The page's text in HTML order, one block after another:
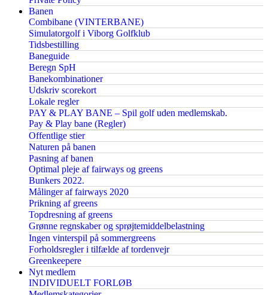
Banen
Combibane (VINTERBANE)
Simulatorgolf i Viborg Golfklub
Tidsbestilling
Baneguide
Beregn SpH
Banekombinationer
Udskriv scorekort
Lokale regler
PAY & PLAY BANE – Spil golf uden medlemskab.
Pay & Play bane (Regler)
Offentlige stier
Naturen på banen
Pasning af banen
Optimal pleje af fairways og greens
Bunkers 2022.
Målinger af fairways 2020
Prikning af greens
Topdresning af greens
Grønne regnskaber og sprøjtemiddelbelastning
Ingen vinterspil på sommergreens
Forholdsregler i tilfælde af tordenvejr
Greenkeepere
Nyt medlem
INDIVIDUELT FORLØB